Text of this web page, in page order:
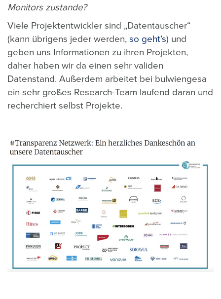
Monitors zustande?
Viele Projektentwickler sind „Datentauscher“
(kann übrigens jeder werden, so geht’s) und
geben uns Informationen zu ihren Projekten,
daher haben wir da einen sehr validen
Datenstand. Außerdem arbeitet bei bulwiengesa
ein sehr großes Research-Team laufend daran und
recherchiert selbst Projekte.